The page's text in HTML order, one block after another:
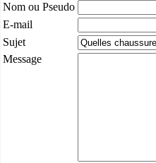
Nom ou Pseudo
E-mail
Sujet
Message